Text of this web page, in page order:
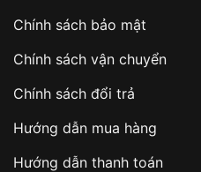
Chính sách bảo mật
Chính sách vận chuyển
Chính sách đổi trả
Hướng dẫn mua hàng
Hướng dẫn thanh toán